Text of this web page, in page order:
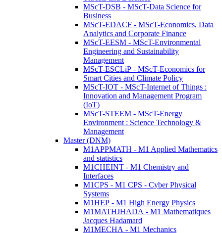
MScT-DSB - MScT-Data Science for
Business
MScT-EDACF - MScT-Economics, Data
Analytics and Corporate Finance
MScT-EESM - MScT-Environmental
Engineering and Sustainability
Management
MScT-ESCLiP - MScT-Economics for
Smart Cities and Climate Policy
MScT-IOT - MScT-Internet of Things :
Innovation and Management Program
(IoT)
MScT-STEEM - MScT-Energy
Environment : Science Technology &
Management
Master (DNM)
M1APPMATH - M1 Applied Mathematics
and statistics
M1CHEINT - M1 Chemistry and
Interfaces
M1CPS - M1 CPS - Cyber Physical
Systems
M1HEP - M1 High Energy Physics
M1MATHJHADA - M1 Mathematiques
Jacques Hadamard
M1MECHA - M1 Mechanics